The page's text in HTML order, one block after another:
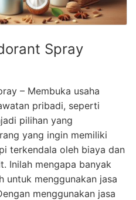
Spray
– Membuka usaha
pribadi, seperti
pilihan yang
yang ingin memiliki
terkendala oleh biaya dan
Inilah mengapa banyak
untuk menggunakan jasa
menggunakan jasa